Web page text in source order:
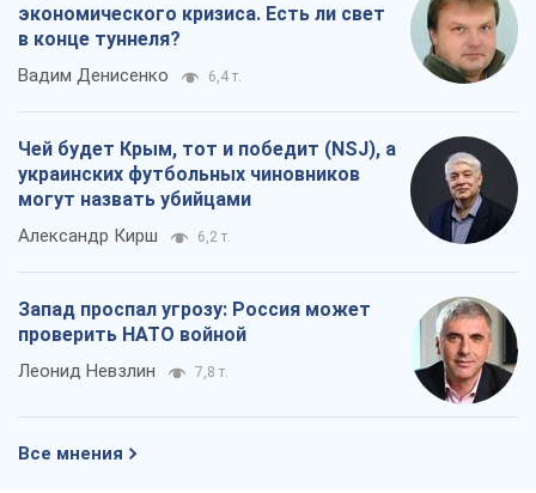
экономического кризиса. Есть ли свет
в конце туннеля?
Вадим Денисенко 6,4 т.
Чей будет Крым, тот и победит (NSJ), а
украинских футбольных чиновников
могут назвать убийцами
Александр Кирш 6,2 т.
Запад проспал угрозу: Россия может
проверить НАТО войной
Леонид Невзлин 7,8 т.
Все мнения